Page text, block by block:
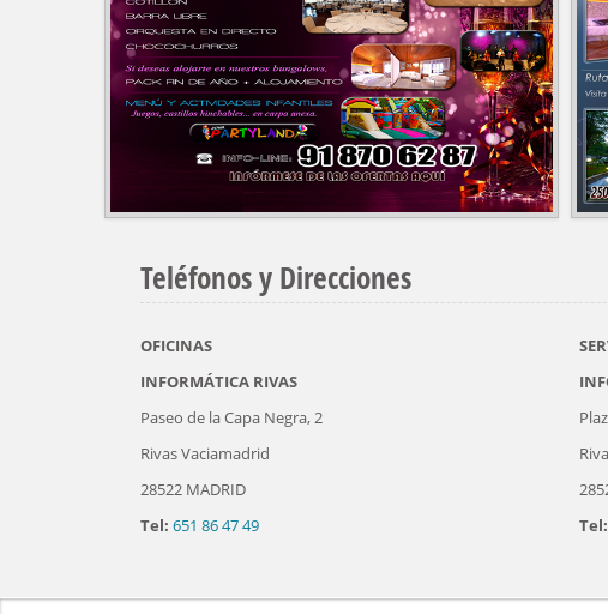
Teléfonos y Direcciones
OFICINAS
INFORMÁTICA RIVAS
Paseo de la Capa Negra, 2
Rivas Vaciamadrid
28522 MADRID
Tel: 651 86 47 49
Tel: